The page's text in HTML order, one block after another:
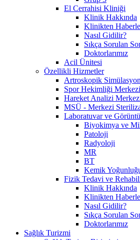
El Cerrahisi Kliniği
Klinik Hakkında
Klinikten
Nasıl Gidilir?
Sıkça Sorulan
Doktorlarımız
Acil Ünitesi
Özellikli Hizmetler
Artroskopik
Spor Hekimliği Merkezi
Hareket Analizi
MSÜ - Merkezi
Laboratuvar ve
Biyokimya ve
Patoloji
Radyoloji
MR
BT
Kemik
Fizik Tedavi ve
Klinik Hakkında
Klinikten
Nasıl Gidilir?
Sıkça Sorulan
Doktorlarımız
Sağlık Turizmi